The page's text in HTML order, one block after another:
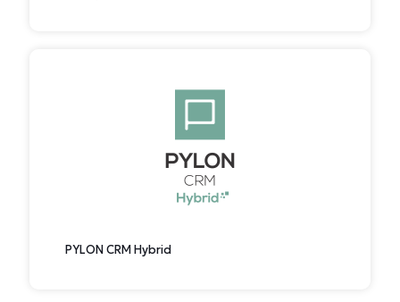
PYLON CRM Hybrid